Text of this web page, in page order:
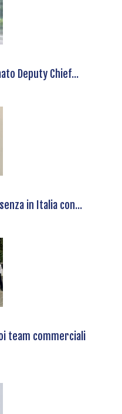
Deputy Chief...
in Italia con...
team commerciali